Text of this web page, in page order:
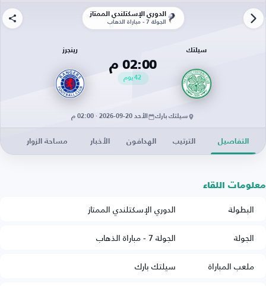
الدوري الإسكتلندي الممتاز
الجولة 7 - مباراة الذهاب
سيلتك
02:00 م
42يوم
رينجرز
سيلتك بارك الأحد 20-09-2026 · 02:00 م
التفاصيل الترتيب الهدافون الأخبار مساحة الزوار
معلومات اللقاء
البطولة
الدوري الإسكتلندي الممتاز
الجولة
الجولة 7 - مباراة الذهاب
ملعب المباراة
سيلتك بارك